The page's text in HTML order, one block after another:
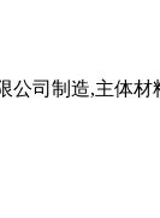
司制造,主体材